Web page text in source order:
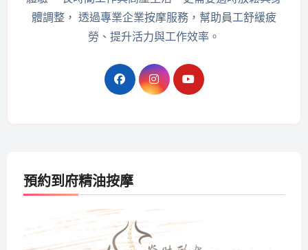
體調整， 透過專業企業按摩服務，幫助員工舒緩疲
勞、提升活力與工作效率。
預約到府精油按摩